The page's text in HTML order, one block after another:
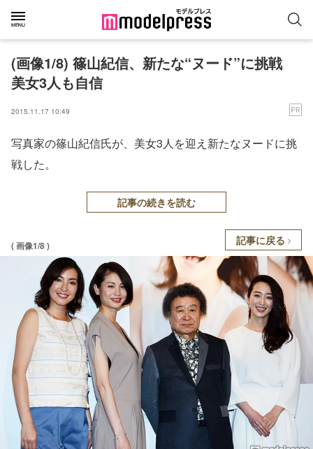
(画像1/8) 篠山紀信、新たな“ヌード”に挑戦
美女3人も自信
2015.11.17 10:49
写真家の篠山紀信氏が、美女3人を迎え新たなヌードに挑
戦した。
記事の続きを読む
( 画像1/8 ) 記事に戻る